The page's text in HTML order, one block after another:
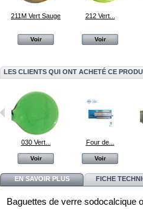
211M Vert Sauge
Voir
212 Vert...
Voir
LES CLIENTS QUI ONT ACHETÉ CE
030 Vert...
Voir
Four de...
Voir
EN SAVOIR PLUS FICHE
Baguettes de verre sodocalcique